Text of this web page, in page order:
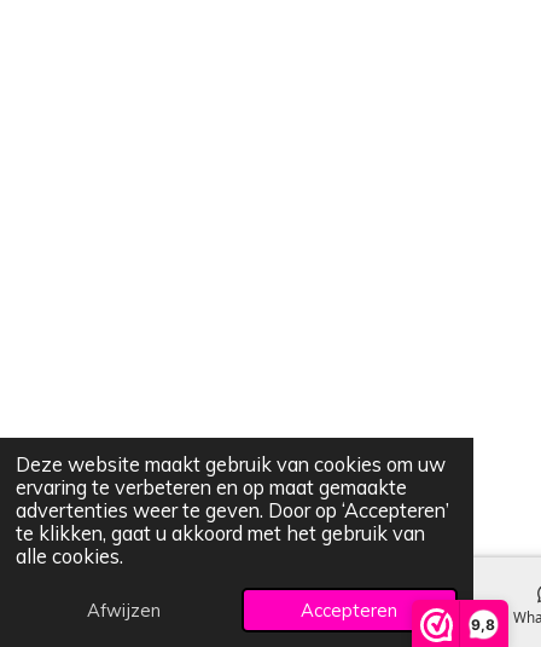
Deze website maakt gebruik van cookies om uw
ervaring te verbeteren en op maat gemaakte
advertenties weer te geven. Door op ‘Accepteren’
te klikken, gaat u akkoord met het gebruik van
alle cookies.
Afwijzen Accepteren
9,8
E-mailadres Kaart